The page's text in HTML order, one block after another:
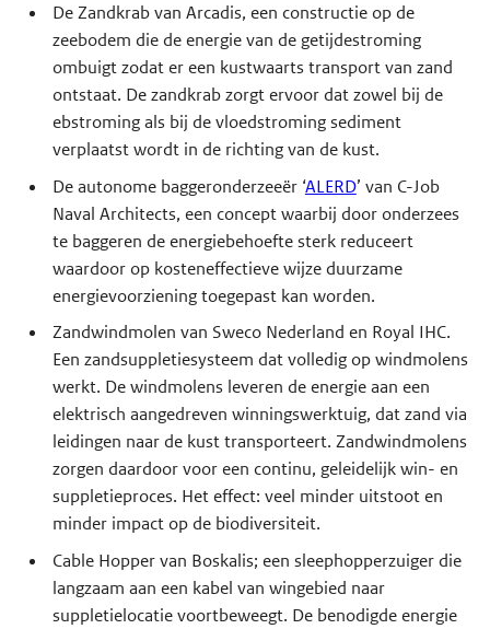
De Zandkrab van Arcadis, een constructie op de
zeebodem die de energie van de getijdestroming
ombuigt zodat er een kustwaarts transport van zand
ontstaat. De zandkrab zorgt ervoor dat zowel bij de
ebstroming als bij de vloedstroming sediment
verplaatst wordt in de richting van de kust.
De autonome baggeronderzeeër ‘ALERD’ van C-Job
Naval Architects, een concept waarbij door onderzees
te baggeren de energiebehoefte sterk reduceert
waardoor op kosteneffectieve wijze duurzame
energievoorziening toegepast kan worden.
Zandwindmolen van Sweco Nederland en Royal IHC.
Een zandsuppletiesysteem dat volledig op windmolens
werkt. De windmolens leveren de energie aan een
elektrisch aangedreven winningswerktuig, dat zand via
leidingen naar de kust transporteert. Zandwindmolens
zorgen daardoor voor een continu, geleidelijk win- en
suppletieproces. Het effect: veel minder uitstoot en
minder impact op de biodiversiteit.
Cable Hopper van Boskalis; een sleephopperzuiger die
langzaam aan een kabel van wingebied naar
suppletielocatie voortbeweegt. De benodigde energie